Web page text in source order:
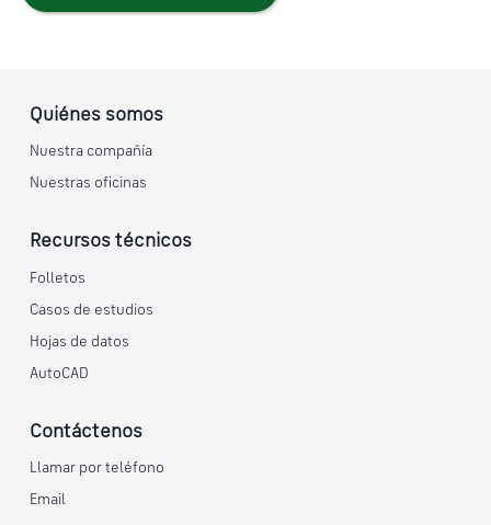
Quiénes somos
Nuestra compañía
Nuestras oficinas
Recursos técnicos
Folletos
Casos de estudios
Hojas de datos
AutoCAD
Contáctenos
Llamar por teléfono
Email